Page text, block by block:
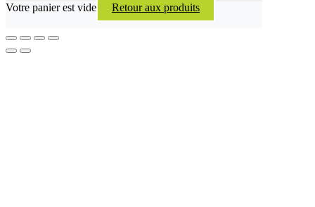
Votre panier est vide Retour aux produits